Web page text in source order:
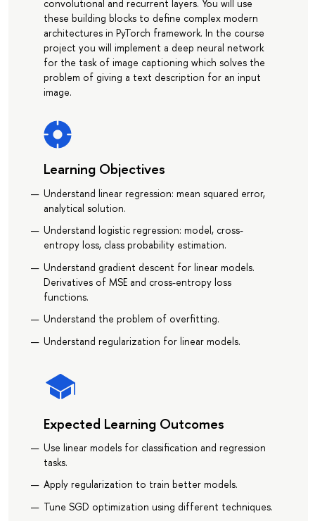
convolutional and recurrent layers. You will use
these building blocks to define complex modern
architectures in PyTorch framework. In the course
project you will implement a deep neural network
for the task of image captioning which solves the
problem of giving a text description for an input
image.
Learning Objectives
Understand linear regression: mean squared error,
analytical solution.
Understand logistic regression: model, cross-
entropy loss, class probability estimation.
Understand gradient descent for linear models.
Derivatives of MSE and cross-entropy loss
functions.
Understand the problem of overfitting.
Understand regularization for linear models.
Expected Learning Outcomes
Use linear models for classification and regression
tasks.
Apply regularization to train better models.
Tune SGD optimization using different techniques.